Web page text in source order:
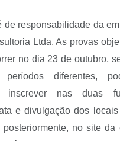
de responsabilidade da
Ltda. As provas
no dia 23 de outubro,
diferentes,
inscrever nas duas
e divulgação dos
no site da